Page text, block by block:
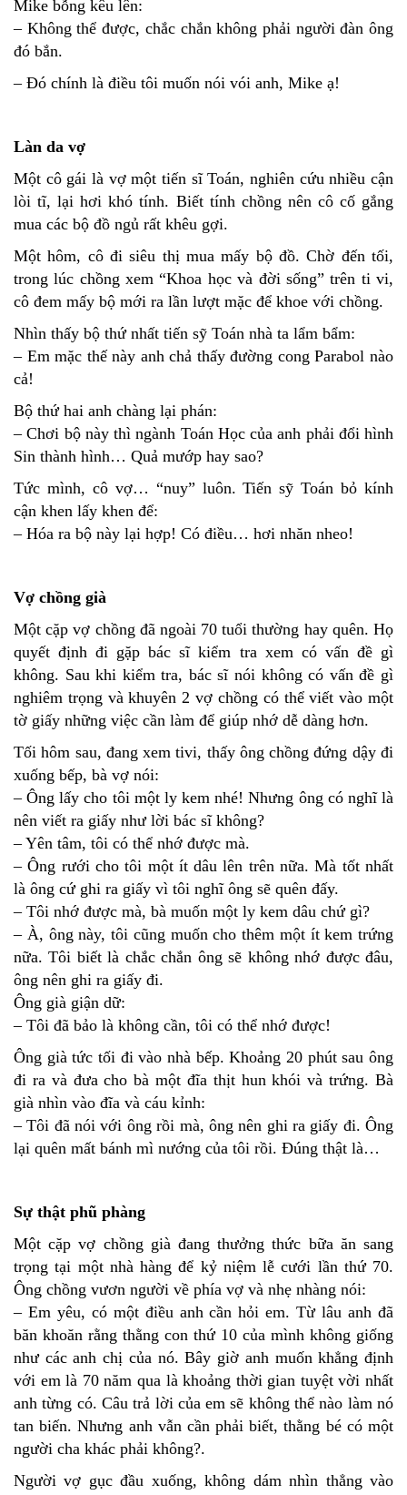
Mike bỗng kêu lên:
– Không thể được, chắc chắn không phải người đàn ông
đó bắn.
– Ðó chính là điều tôi muốn nói vói anh, Mike ạ!
Làn da vợ
Một cô gái là vợ một tiến sĩ Toán, nghiên cứu nhiều cận
lòi tĩ, lại hơi khó tính. Biết tính chồng nên cô cố gắng
mua các bộ đồ ngủ rất khêu gợi.
Một hôm, cô đi siêu thị mua mấy bộ đồ. Chờ đến tối,
trong lúc chồng xem “Khoa học và đời sống” trên ti vi,
cô đem mấy bộ mới ra lần lượt mặc để khoe với chồng.
Nhìn thấy bộ thứ nhất tiến sỹ Toán nhà ta lẩm bẩm:
– Em mặc thế này anh chả thấy đường cong Parabol nào
cả!
Bộ thứ hai anh chàng lại phán:
– Chơi bộ này thì ngành Toán Học của anh phải đổi hình
Sin thành hình… Quả mướp hay sao?
Tức mình, cô vợ… “nuy” luôn. Tiến sỹ Toán bỏ kính
cận khen lấy khen để:
– Hóa ra bộ này lại hợp! Có điều… hơi nhăn nheo!
Vợ chồng già
Một cặp vợ chồng đã ngoài 70 tuổi thường hay quên. Họ
quyết định đi gặp bác sĩ kiểm tra xem có vấn đề gì
không. Sau khi kiểm tra, bác sĩ nói không có vấn đề gì
nghiêm trọng và khuyên 2 vợ chồng có thể viết vào một
tờ giấy những việc cần làm để giúp nhớ dễ dàng hơn.
Tối hôm sau, đang xem tivi, thấy ông chồng đứng dậy đi
xuống bếp, bà vợ nói:
– Ông lấy cho tôi một ly kem nhé! Nhưng ông có nghĩ là
nên viết ra giấy như lời bác sĩ không?
– Yên tâm, tôi có thể nhớ được mà.
– Ông rưới cho tôi một ít dâu lên trên nữa. Mà tốt nhất
là ông cứ ghi ra giấy vì tôi nghĩ ông sẽ quên đấy.
– Tôi nhớ được mà, bà muốn một ly kem dâu chứ gì?
– À, ông này, tôi cũng muốn cho thêm một ít kem trứng
nữa. Tôi biết là chắc chắn ông sẽ không nhớ được đâu,
ông nên ghi ra giấy đi.
Ông già giận dữ:
– Tôi đã bảo là không cần, tôi có thể nhớ được!
Ông già tức tối đi vào nhà bếp. Khoảng 20 phút sau ông
đi ra và đưa cho bà một đĩa thịt hun khói và trứng. Bà
già nhìn vào đĩa và cáu kỉnh:
– Tôi đã nói với ông rồi mà, ông nên ghi ra giấy đi. Ông
lại quên mất bánh mì nướng của tôi rồi. Đúng thật là…
Sự thật phũ phàng
Một cặp vợ chồng già đang thưởng thức bữa ăn sang
trọng tại một nhà hàng để kỷ niệm lễ cưới lần thứ 70.
Ông chồng vươn người về phía vợ và nhẹ nhàng nói:
– Em yêu, có một điều anh cần hỏi em. Từ lâu anh đã
băn khoăn rằng thằng con thứ 10 của mình không giống
như các anh chị của nó. Bây giờ anh muốn khẳng định
với em là 70 năm qua là khoảng thời gian tuyệt vời nhất
anh từng có. Câu trả lời của em sẽ không thể nào làm nó
tan biến. Nhưng anh vẫn cần phải biết, thằng bé có một
người cha khác phải không?.
Người vợ gục đầu xuống, không dám nhìn thẳng vào